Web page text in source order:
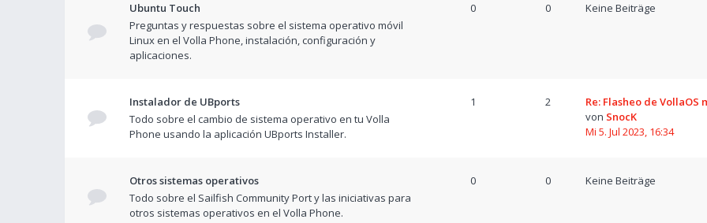
Ubuntu Touch
Preguntas y respuestas sobre el sistema operativo móvil
Linux en el Volla Phone, instalación, configuración y
aplicaciones.
0 0 Keine Beiträge
Instalador de UBports
Todo sobre el cambio de sistema operativo en tu Volla
Phone usando la aplicación UBports Installer.
1 2
Re: Flasheo de VollaOS
von SnocK
Mi 5. Jul 2023, 16:34
Otros sistemas operativos
Todo sobre el Sailfish Community Port y las iniciativas para
otros sistemas operativos en el Volla Phone.
0 0 Keine Beiträge